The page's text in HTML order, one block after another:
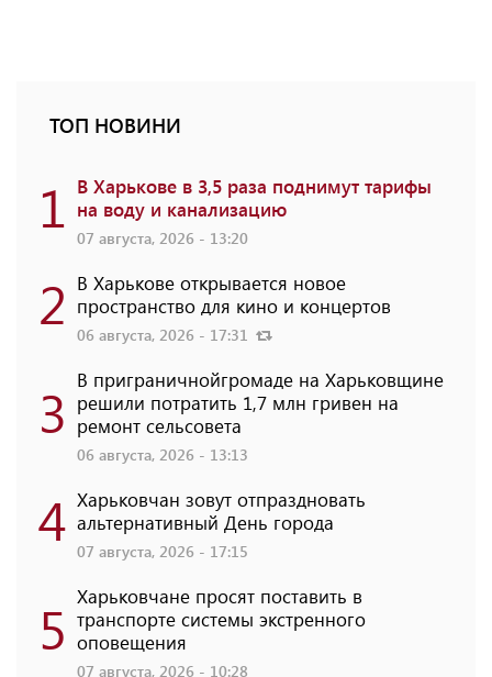
ТОП НОВИНИ
1 В Харькове в 3,5 раза поднимут тарифы
на воду и канализацию
07 августа, 2026 - 13:20
2 В Харькове открывается новое
пространство для кино и концертов
06 августа, 2026 - 17:31
3 В приграничнойгромаде на Харьковщине
решили потратить 1,7 млн ​​гривен на
ремонт сельсовета
06 августа, 2026 - 13:13
4 Харьковчан зовут отпраздновать
альтернативный День города
07 августа, 2026 - 17:15
5 Харьковчане просят поставить в
транспорте системы экстренного
оповещения
07 августа, 2026 - 10:28